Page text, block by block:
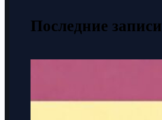
Последние записи